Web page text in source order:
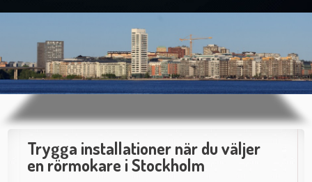
Trygga installationer när du väljer
en rörmokare i Stockholm